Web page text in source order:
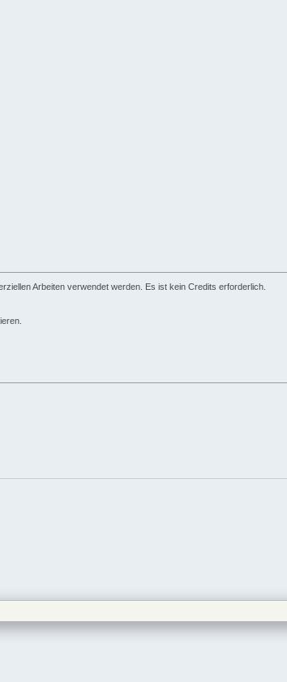
Arbeiten verwendet werden. Es ist kein Credits erforderlich.